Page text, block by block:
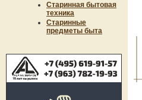
Старинная бытовая
техника
Старинные
предметы быта